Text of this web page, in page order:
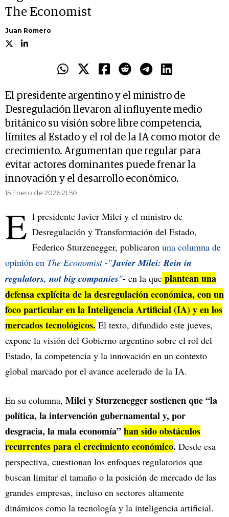
The Economist
Juan Romero
El presidente argentino y el ministro de
Desregulación llevaron al influyente medio
británico su visión sobre libre competencia,
límites al Estado y el rol de la IA como motor de
crecimiento. Argumentan que regular para
evitar actores dominantes puede frenar la
innovación y el desarrollo económico.
15 Enero de 2026 21.50
E l presidente Javier Milei y el ministro de
Desregulación y Transformación del Estado,
Federico Sturzenegger, publicaron una columna de
opinión en The Economist-"Javier Milei: Rein in
regulators, not big companies"- en la que plantean una
defensa explícita de la desregulación económica, con un
foco particular en la Inteligencia Artificial (IA) y en los
mercados tecnológicos. El texto, difundido este jueves,
expone la visión del Gobierno argentino sobre el rol del
Estado, la competencia y la innovación en un contexto
global marcado por el avance acelerado de la IA.
En su columna, Milei y Sturzenegger sostienen que “la
política, la intervención gubernamental y, por
desgracia, la mala economía”han sido obstáculos
recurrentes para el crecimiento económico. Desde esa
perspectiva, cuestionan los enfoques regulatorios que
buscan limitar el tamaño o la posición de mercado de las
grandes empresas, incluso en sectores altamente
dinámicos como la tecnología y la inteligencia artificial.